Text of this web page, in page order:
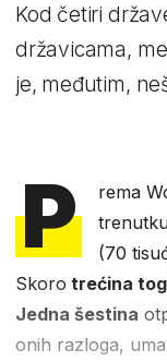
Kod četiri
državicama,
je, međutim,
P
rema
(70
Skoro trećina
Jedna šestina
onih razloga,